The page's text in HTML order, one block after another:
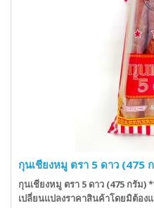
กุนเชียงหมู ตรา 5 ดาว (475
กุนเชียงหมู ตรา 5 ดาว (475 กรัม
เปลี่ยนแปลงราคาสินค้าโดยมิต้อง